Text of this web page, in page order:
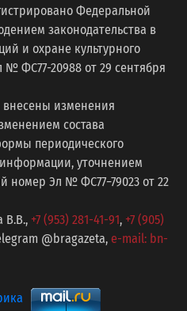
Федеральной
законодательства в
и охране культурного
№ ФС77-20988 от 29 сентября
внесены изменения
состава
периодического
уточнением
номер Эл № ФС77−79023 от 22
В.В., +7 (953) 281-41-91, +7 (905)
@bragazeta, e-mail: bn-